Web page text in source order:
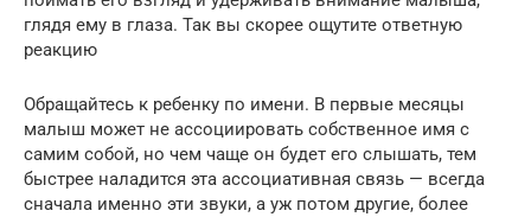
глядя ему в глаза. Так вы скорее ощутите ответную
реакцию
Обращайтесь к ребенку по имени. В первые месяцы
малыш может не ассоциировать собственное имя с
самим собой, но чем чаще он будет его слышать, тем
быстрее наладится эта ассоциативная связь — всегда
сначала именно эти звуки, а уж потом другие, более